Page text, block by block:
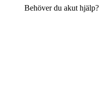
Behöver du akut hjälp?